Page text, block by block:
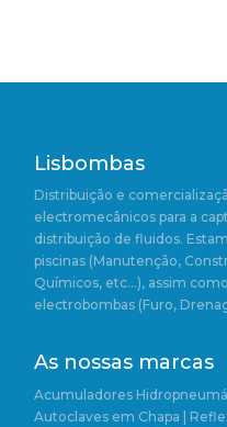
Lisbombas
Distribuição e
electromecânicos para a
distribuição de fluidos.
piscinas (Manutenção,
Químicos, etc…), assim
electrobombas (Furo,
As nossas marcas
Acumuladores
Autoclaves em Chapa |